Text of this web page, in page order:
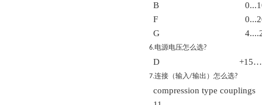
B
F
G
6.电源电压怎么选?
D
7.连接（输入/输出）怎么选?
compression type couplings